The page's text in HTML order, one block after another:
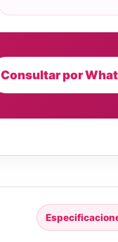
Consultar por